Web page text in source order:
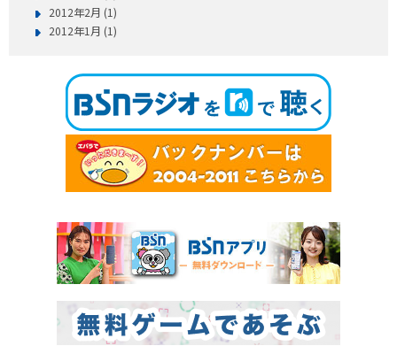
2012年2月 (1)
2012年1月 (1)